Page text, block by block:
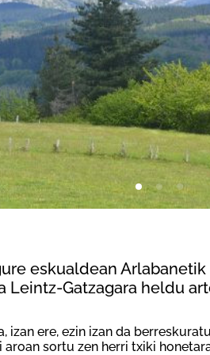
eskualdean
Leintz-Gatzagara heldu
izan ere, ezin izan da
sortu zen herri txiki